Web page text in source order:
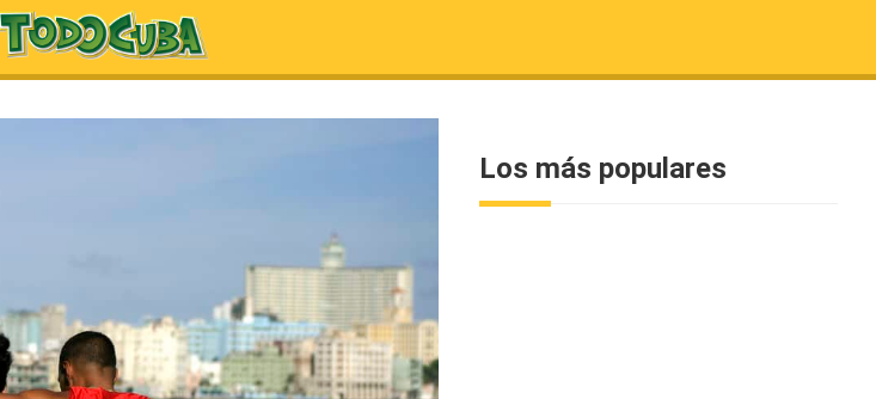
Los más populares